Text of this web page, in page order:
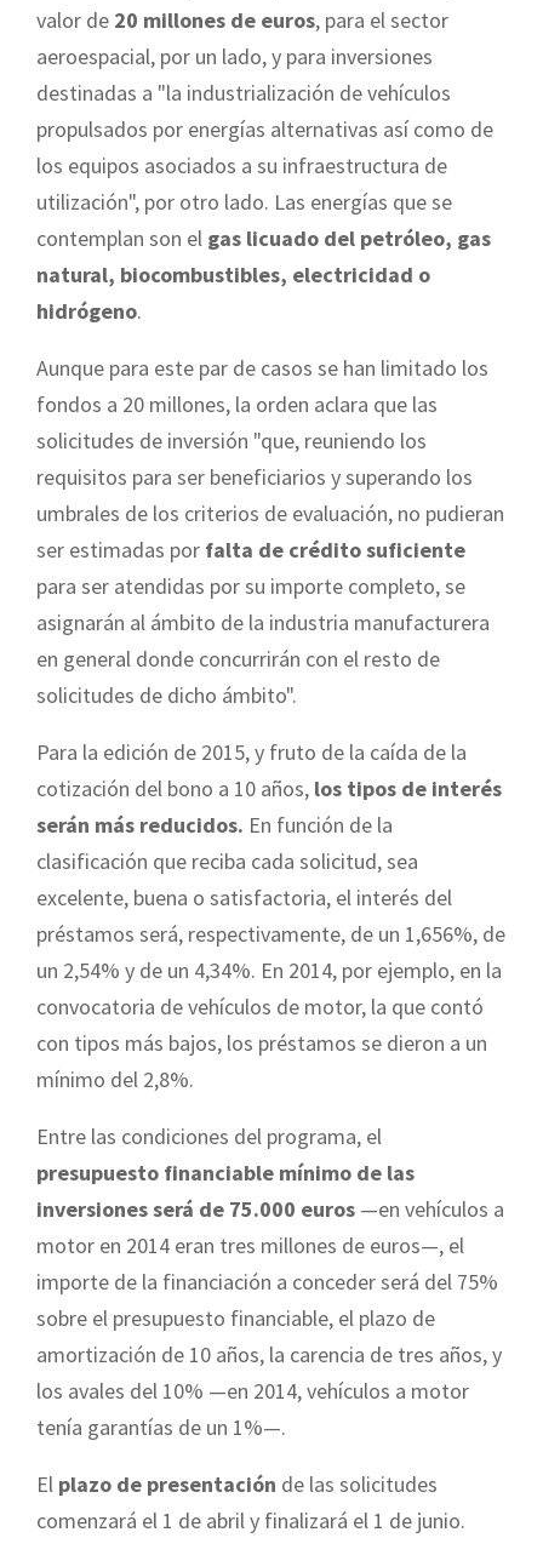
valor de 20 millones de euros, para el sector
aeroespacial, por un lado, y para inversiones
destinadas a "la industrialización de vehículos
propulsados por energías alternativas así como de
los equipos asociados a su infraestructura de
utilización", por otro lado. Las energías que se
contemplan son el gas licuado del petróleo, gas
natural, biocombustibles, electricidad o
hidrógeno.
Aunque para este par de casos se han limitado los
fondos a 20 millones, la orden aclara que las
solicitudes de inversión "que, reuniendo los
requisitos para ser beneficiarios y superando los
umbrales de los criterios de evaluación, no pudieran
ser estimadas por falta de crédito suficiente
para ser atendidas por su importe completo, se
asignarán al ámbito de la industria manufacturera
en general donde concurrirán con el resto de
solicitudes de dicho ámbito".
Para la edición de 2015, y fruto de la caída de la
cotización del bono a 10 años, los tipos de interés
serán más reducidos. En función de la
clasificación que reciba cada solicitud, sea
excelente, buena o satisfactoria, el interés del
préstamos será, respectivamente, de un 1,656%, de
un 2,54% y de un 4,34%. En 2014, por ejemplo, en la
convocatoria de vehículos de motor, la que contó
con tipos más bajos, los préstamos se dieron a un
mínimo del 2,8%.
Entre las condiciones del programa, el
presupuesto financiable mínimo de las
inversiones será de 75.000 euros —en vehículos a
motor en 2014 eran tres millones de euros—, el
importe de la financiación a conceder será del 75%
sobre el presupuesto financiable, el plazo de
amortización de 10 años, la carencia de tres años, y
los avales del 10% —en 2014, vehículos a motor
tenía garantías de un 1%—.
El plazo de presentación de las solicitudes
comenzará el 1 de abril y finalizará el 1 de junio.